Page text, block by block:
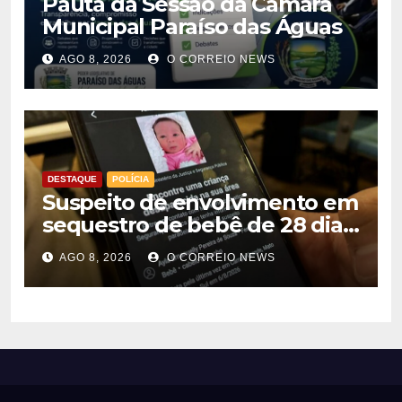
Municipal Paraíso das Águas
AGO 8, 2026 O CORREIO NEWS
DESTAQUE POLÍCIA
Suspeito de envolvimento em
sequestro de bebê de 28 dias
é preso na Capital
AGO 8, 2026 O CORREIO NEWS